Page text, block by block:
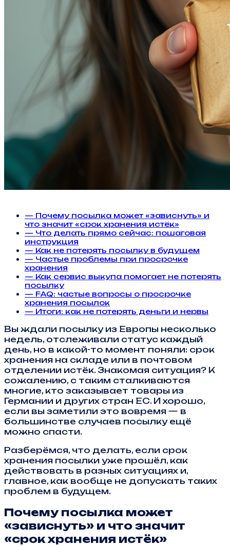
— Почему посылка может «зависнуть» и
что значит «срок хранения истёк»
— Что делать прямо сейчас: пошаговая
инструкция
— Как не потерять посылку в будущем
— Частые проблемы при просрочке
хранения
— Как сервис выкупа помогает не потерять
посылку
— FAQ: частые вопросы о просрочке
хранения посылок
— Итоги: как не потерять деньги и нервы
Вы ждали посылку из Европы несколько
недель, отслеживали статус каждый
день, но в какой-то момент поняли: срок
хранения на складе или в почтовом
отделении истёк. Знакомая ситуация? К
сожалению, с таким сталкиваются
многие, кто заказывает товары из
Германии и других стран ЕС. И хорошо,
если вы заметили это вовремя — в
большинстве случаев посылку ещё
можно спасти.
Разберёмся, что делать, если срок
хранения посылки уже прошёл, как
действовать в разных ситуациях и,
главное, как вообще не допускать таких
проблем в будущем.
Почему посылка может
«зависнуть» и что значит
«срок хранения истёк»